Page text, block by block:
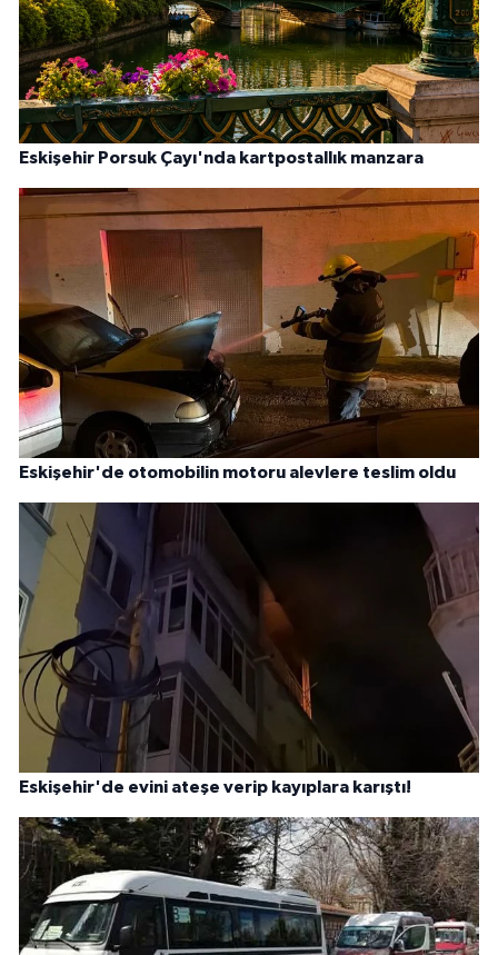
Eskişehir Porsuk Çayı'nda kartpostallık manzara
Eskişehir'de otomobilin motoru alevlere teslim oldu
Eskişehir'de evini ateşe verip kayıplara karıştı!